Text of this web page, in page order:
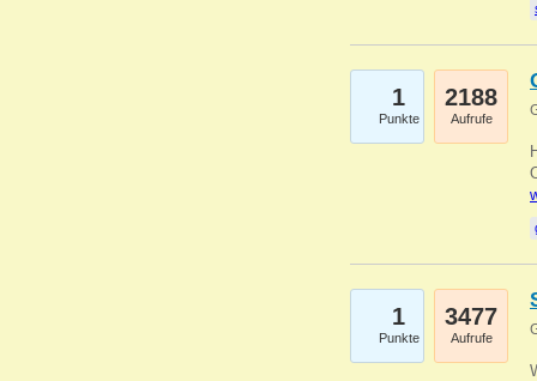
1
Punkte
2188
Aufrufe
1
Punkte
3477
Aufrufe